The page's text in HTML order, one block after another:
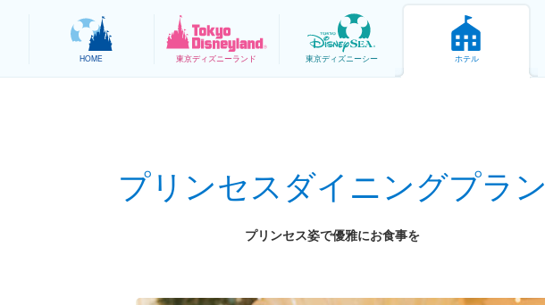
HOME 東京ディズニーランド 東京ディズニーシー ホテル
プリンセスダイニングプラン
プリンセス姿で優雅にお食事を